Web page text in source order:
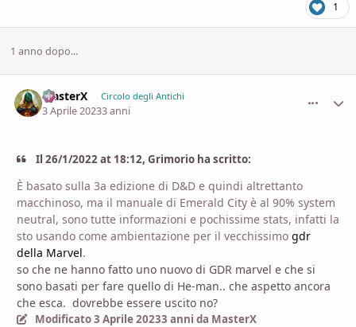
1
1 anno dopo...
MasterX Circolo degli Antichi
3 Aprile 20233 anni
Il 26/1/2022 at 18:12, Grimorio ha scritto:
È basato sulla 3a edizione di D&D e quindi altrettanto
macchinoso, ma il manuale di Emerald City è al 90% system
neutral, sono tutte informazioni e pochissime stats, infatti la
sto usando come ambientazione per il vecchissimo gdr
della Marvel.
so che ne hanno fatto uno nuovo di GDR marvel e che si
sono basati per fare quello di He-man.. che aspetto ancora
che esca. dovrebbe essere uscito no?
Modificato3 Aprile 20233 anni da MasterX